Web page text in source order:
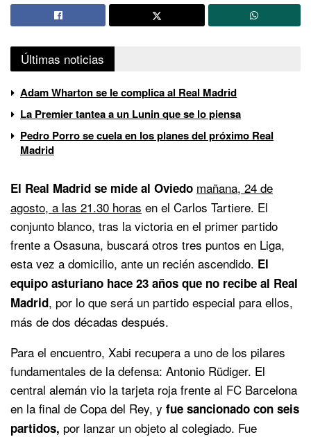
Últimas noticias
Adam Wharton se le complica al Real Madrid
La Premier tantea a un Lunin que se lo piensa
Pedro Porro se cuela en los planes del próximo Real
Madrid
El Real Madrid se mide al Oviedo mañana, 24 de
agosto, a las 21.30 horas en el Carlos Tartiere. El
conjunto blanco, tras la victoria en el primer partido
frente a Osasuna, buscará otros tres puntos en Liga,
esta vez a domicilio, ante un recién ascendido. El
equipo asturiano hace 23 años que no recibe al Real
Madrid, por lo que será un partido especial para ellos,
más de dos décadas después.
Para el encuentro, Xabi recupera a uno de los pilares
fundamentales de la defensa: Antonio Rüdiger. El
central alemán vio la tarjeta roja frente al FC Barcelona
en la final de Copa del Rey, y fue sancionado con seis
partidos, por lanzar un objeto al colegiado. Fue